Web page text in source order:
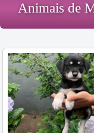
Animais de